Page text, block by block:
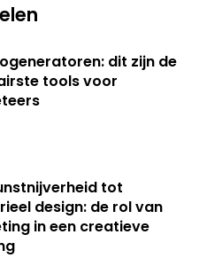
dit zijn de
tools voor
tot
design: de rol van
in een creatieve